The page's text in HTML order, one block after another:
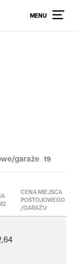
MENU
garaże 19
CENA MIEJSCA
POSTOJOWEGO
/GARAŻU